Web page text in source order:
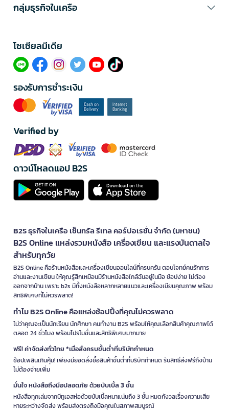
กลุ่มธุรกิจในเครือ
โซเซียลมีเดีย​
รองรับการชำระเงิน
Verified by
ดาวน์โหลดแอป B2S
B2S ธุรกิจในเครือ เซ็นทรัล รีเทล คอร์ปอเรชั่น จำกัด (มหาชน)
B2S Online แหล่งรวมหนังสือ เครื่องเขียน และแรงบันดาลใจ
สำหรับทุกวัย
B2S Online คือร้านหนังสือและเครื่องเขียนออนไลน์ที่ครบครัน ตอบโจทย์คนรักการ
อ่านและงานเขียน ให้คุณรู้สึกเหมือนมีร้านหนังสือใกล้ฉันอยู่ในมือ ช้อปง่าย ไม่ต้อง
ออกจากบ้าน เพราะ b2s มีทั้งหนังสือหลากหลายแนวและเครื่องเขียนคุณภาพ พร้อม
สิทธิพิเศษที่ไม่ควรพลาด!
ทำไม B2S Online คือแหล่งช้อปปิ้งที่คุณไม่ควรพลาด
ไม่ว่าคุณจะเป็นนักเรียน นักศึกษา คนทำงาน B2S พร้อมให้คุณเลือกสินค้าคุณภาพได้
ตลอด 24 ชั่วโมง พร้อมโปรโมชั่นและสิทธิพิเศษมากมาย
ฟรี! ค่าจัดส่งทั่วไทย *เมื่อสั่งครบขั้นต่ำที่บริษัทกำหนด
ช้อปเพลินเกินคุ้ม! เพียงมียอดสั่งซื้อสินค้าขั้นต่ำที่บริษัทกำหนด รับสิทธิ์ส่งฟรีถึงบ้าน
ไม่ต้องจ่ายเพิ่ม
มั่นใจ หนังสือถึงมือปลอดภัย ด้วยบับเบิ้ล 3 ชั้น
หนังสือทุกเล่มจากบีทูเอสห่อด้วยบับเบิ้ลหนาแน่นถึง 3 ชั้น หมดกังวลเรื่องความเสีย
หายระหว่างจัดส่ง พร้อมส่งตรงถึงมือคุณในสภาพสมบูรณ์